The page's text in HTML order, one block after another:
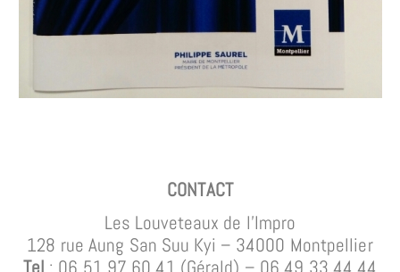
CONTACT
Les Louveteaux de l’Impro
128 rue Aung San Suu Kyi – 34000 Montpellier
Tel : 06 51 97 60 41 (Gérald) – 06 49 33 44 44